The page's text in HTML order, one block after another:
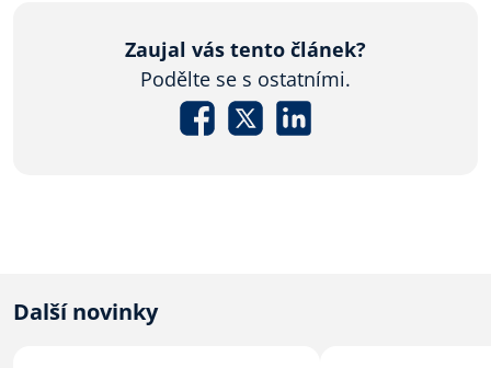
Zaujal vás tento článek?
Podělte se s ostatními.
Další novinky